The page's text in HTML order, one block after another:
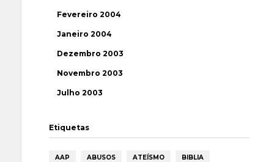
Fevereiro 2004
Janeiro 2004
Dezembro 2003
Novembro 2003
Julho 2003
Etiquetas
AAP ABUSOS ATEÍSMO BIBLIA